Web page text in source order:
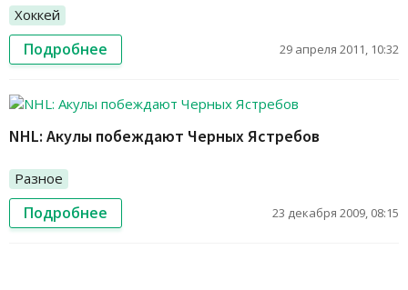
Хоккей
Подробнее 29 апреля 2011, 10:32
NHL: Акулы побеждают Черных Ястребов
Разное
Подробнее 23 декабря 2009, 08:15